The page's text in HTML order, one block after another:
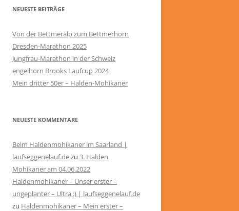
NEUESTE BEITRÄGE
Von der Bettmeralp zum Bettmerhorn
Dresden-Marathon 2025
Jungfrau-Marathon in der Schweiz
engelhorn Brooks Laufcup 2024
Mein dritter 50er – Halden-Mohikaner
NEUESTE KOMMENTARE
Beim Haldenmohikaner im Saarland |
laufseggenelauf.dezu 3. Halden
Mohikaner am 04.06.2022
Haldenmohikaner – Unser erster –
ungeplanter – Ultra :) | laufseggenelauf.de
zu Haldenmohikaner – Mein erster –